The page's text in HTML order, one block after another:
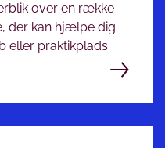
over en række
der kan hjælpe dig
eller praktikplads.